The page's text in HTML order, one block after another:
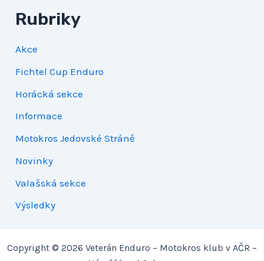
Rubriky
Akce
Fichtel Cup Enduro
Horácká sekce
Informace
Motokros Jedovské Stráně
Novinky
Valašská sekce
Výsledky
Copyright © 2026 Veterán Enduro – Motokros klub v AČR –